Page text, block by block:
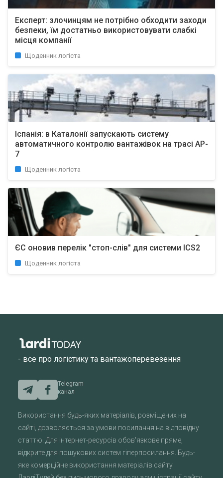
Експерт: злочинцям не потрібно обходити заходи
безпеки, їм достатньо використовувати слабкі
місця компанії
Щоденник логіста
Іспанія: в Каталонії запускають систему
автоматичного контролю вантажівок на трасі AP-
7
Щоденник логіста
ЄС оновив перелік "стоп-слів" для системи ICS2
Щоденник логіста
- все про логістику та вантажоперевезення
Telegram
канал
Використання будь-яких матеріалів, розміщених на
сайті, дозволяється за умови посилання на відповідну
статтю. Для інтернет-ресурсів обов'язкове пряме,
відкрите для пошукових систем гіперпосилання. Будь-
яке комерційне використання матеріалів сайту